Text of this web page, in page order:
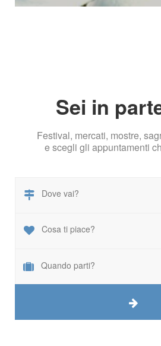
Sei in
Festival, mercati, mostre,
e scegli gli appuntamenti
Dove vai?
Cosa ti piace?
Quando parti?